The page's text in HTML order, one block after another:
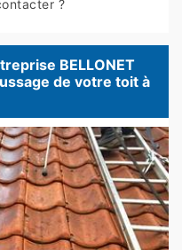
?
BELLONET
de votre toit à